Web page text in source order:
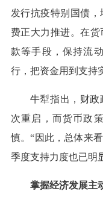
发行抗疫特别国债
费正大力推进。在
款等手段，保持流
行，把资金用到支持
牛犁指出，财政
次重启，而货币政
慎。“因此，总体来
季度支持力度也已明
掌握经济发展主